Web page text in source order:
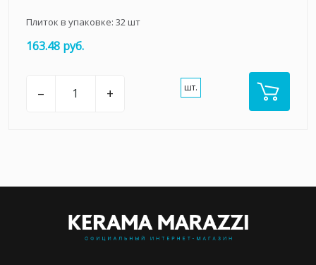
Плиток в упаковке: 32шт
163.48 руб.
– + шт.